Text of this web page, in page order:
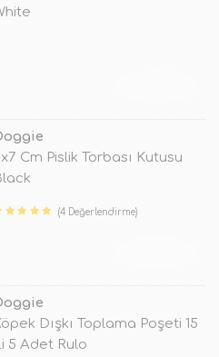
Cm Pislik Torbası Kutusu
(4 Değerlendirme)
Dışkı Toplama Poşeti 15
5 Adet Rulo